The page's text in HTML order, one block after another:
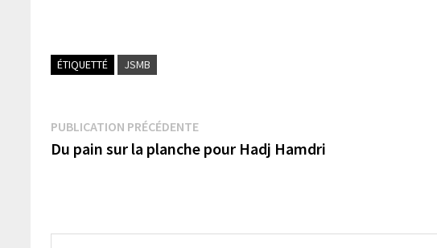
ÉTIQUETTÉ JSMB
Navigation
de
PUBLICATION PRÉCÉDENTEPublication
précédente :
Du pain sur la planche pour Hadj Hamdri